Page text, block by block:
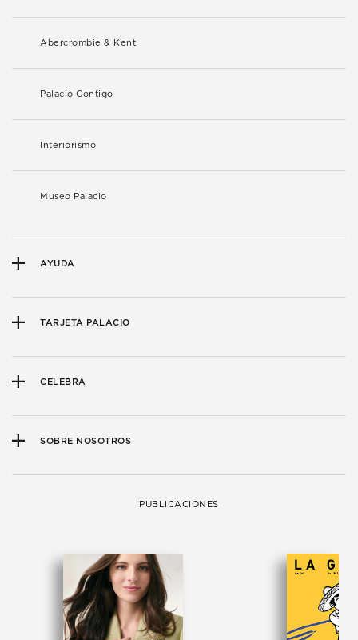
Abercrombie & Kent
Palacio Contigo
Interiorismo
Museo Palacio
AYUDA
TARJETA PALACIO
CELEBRA
SOBRE NOSOTROS
PUBLICACIONES